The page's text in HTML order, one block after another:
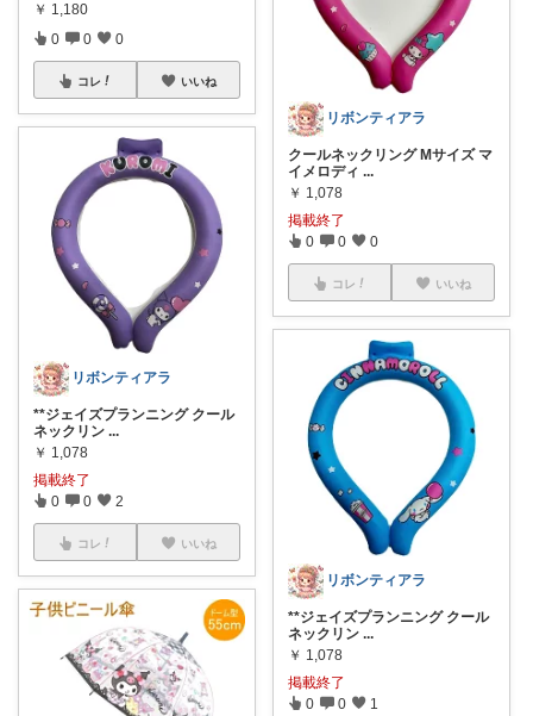
￥ 1,180
0 0 0
コレ いいね
リボンティアラ
**ジェイズプランニング クール
ネックリン ...
￥ 1,078
掲載終了
0 0 2
コレ いいね
リボンティアラ
クールネックリング Mサイズ マ
イメロディ ...
￥ 1,078
掲載終了
0 0 0
コレ いいね
リボンティアラ
**ジェイズプランニング クール
ネックリン ...
￥ 1,078
掲載終了
0 0 1